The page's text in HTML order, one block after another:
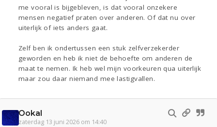
me vooral is bijgebleven, is dat vooral onzekere
mensen negatief praten over anderen. Of dat nu over
uiterlijk of iets anders gaat.
Zelf ben ik ondertussen een stuk zelfverzekerder
geworden en heb ik niet de behoefte om anderen de
maat te nemen. Ik heb wel mijn voorkeuren qua uiterlijk
maar zou daar niemand mee lastigvallen.
Ookal
zaterdag 13 juni 2026 om 14:40